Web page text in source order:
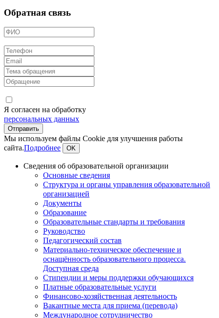
Обратная связь
Я согласен на обработку
персональных данных
Мы используем файлы Cookie для улучшения работы
сайта.Подробнее OK
Сведения об образовательной организации
Основные сведения
Структура и органы управления образовательной
организацией
Документы
Образование
Образовательные стандарты и требования
Руководство
Педагогический состав
Материально-техническое обеспечение и
оснащённость образовательного процесса.
Доступная среда
Стипендии и меры поддержки обучающихся
Платные образовательные услуги
Финансово-хозяйственная деятельность
Вакантные места для приема (перевода)
Международное сотрудничество